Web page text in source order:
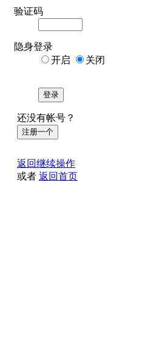
验证码
隐身登录
开启
关闭
登录
还没有帐号？
注册一个
返回继续操作
或者 返回首页